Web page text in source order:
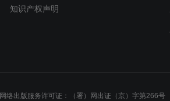
知识产权声明
网络出版服务许可证：（署）网出证（京）字第266号